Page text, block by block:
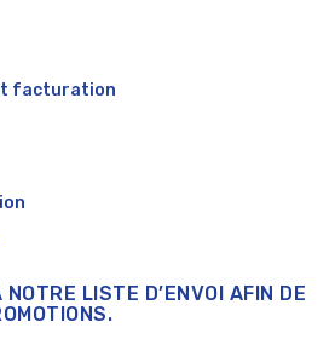
facturation
LISTE D’ENVOI AFIN DE